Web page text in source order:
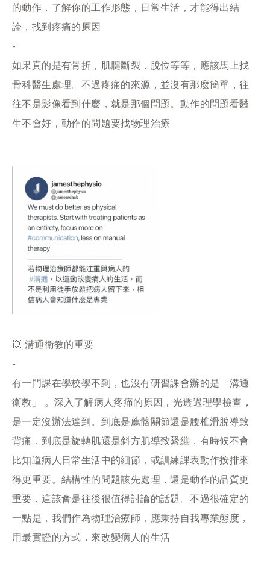
的動作，了解你的工作形態，日常生活，才能得出結
論，找到疼痛的原因
-
如果真的是有骨折，肌腱斷裂，脫位等等，應該馬上找
骨科醫生處理。不過疼痛的來源，並沒有那麼簡單，往
往不是影像看到什麼，就是那個問題。動作的問題看醫
生不會好，動作的問題要找物理治療
💥 溝通衛教的重要
-
有一門課在學校學不到，也沒有研習課會辦的是「溝通
衛教」 。深入了解病人疼痛的原因，光透過理學檢查，
是一定沒辦法達到。到底是薦髂關節還是腰椎滑脫導致
背痛，到底是旋轉肌還是斜方肌導致緊繃，有時候不會
比知道病人日常生活中的細節，或訓練課表動作按排來
得更重要。結構性的問題該先處理，還是動作的品質更
重要，這該會是往後很值得討論的話題。不過很確定的
一點是，我們作為物理治療師，應秉持自我專業態度，
用最實證的方式，來改變病人的生活